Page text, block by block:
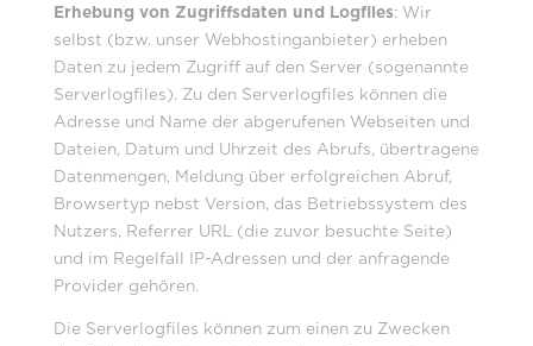
Erhebung von Zugriffsdaten und Logfiles: Wir
selbst (bzw. unser Webhostinganbieter) erheben
Daten zu jedem Zugriff auf den Server (sogenannte
Serverlogfiles). Zu den Serverlogfiles können die
Adresse und Name der abgerufenen Webseiten und
Dateien, Datum und Uhrzeit des Abrufs, übertragene
Datenmengen, Meldung über erfolgreichen Abruf,
Browsertyp nebst Version, das Betriebssystem des
Nutzers, Referrer URL (die zuvor besuchte Seite)
und im Regelfall IP-Adressen und der anfragende
Provider gehören.
Die Serverlogfiles können zum einen zu Zwecken